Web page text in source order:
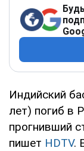
Индийский
лет) погиб в
прогнивший
пишет HDTV.